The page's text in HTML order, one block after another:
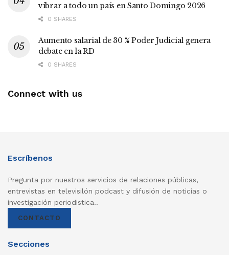
vibrar a todo un país en Santo Domingo 2026
0 SHARES
Aumento salarial de 30 % Poder Judicial genera
debate en la RD
0 SHARES
Connect with us
Escríbenos
Pregunta por nuestros servicios de relaciones públicas,
entrevistas en televisilón podcast y difusión de noticias o
investigación periodistica..
CONTACTO
Secciones